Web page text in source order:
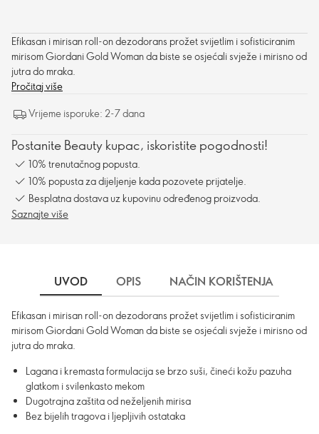
Efikasan i mirisan roll-on dezodorans prožet svijetlim i sofisticiranim
mirisom Giordani Gold Woman da biste se osjećali svježe i mirisno od
jutra do mraka.
Pročitaj više
Vrijeme isporuke: 2-7 dana
Postanite Beauty kupac, iskoristite pogodnosti!
10% trenutačnog popusta.
10% popusta za dijeljenje kada pozovete prijatelje.
Besplatna dostava uz kupovinu određenog proizvoda.
Saznajte više
UVOD OPIS NAČIN KORIŠTENJA
Efikasan i mirisan roll-on dezodorans prožet svijetlim i sofisticiranim
mirisom Giordani Gold Woman da biste se osjećali svježe i mirisno od
jutra do mraka.
Lagana i kremasta formulacija se brzo suši, čineći kožu pazuha
glatkom i svilenkasto mekom
Dugotrajna zaštita od neželjenih mirisa
Bez bijelih tragova i ljepljivih ostataka